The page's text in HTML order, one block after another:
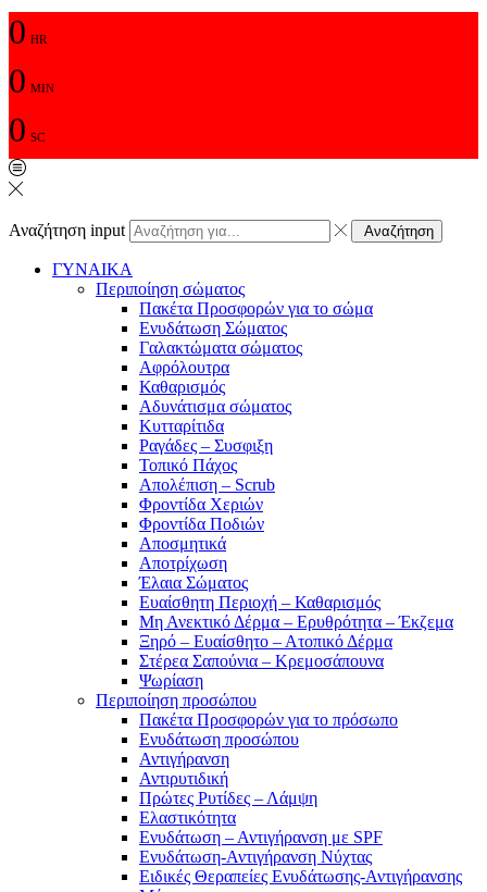
0 HR
0 MIN
0 SC
Αναζήτηση input Αναζήτηση
ΓΥΝΑΙΚΑ
Περιποίηση σώματος
Πακέτα Προσφορών για το σώμα
Ενυδάτωση Σώματος
Γαλακτώματα σώματος
Αφρόλουτρα
Καθαρισμός
Αδυνάτισμα σώματος
Κυτταρίτιδα
Ραγάδες – Συσφιξη
Τοπικό Πάχος
Απολέπιση – Scrub
Φροντίδα Χεριών
Φροντίδα Ποδιών
Αποσμητικά
Αποτρίχωση
Έλαια Σώματος
Ευαίσθητη Περιοχή – Καθαρισμός
Μη Ανεκτικό Δέρμα – Ερυθρότητα – Έκζεμα
Ξηρό – Ευαίσθητο – Ατοπικό Δέρμα
Στέρεα Σαπούνια – Κρεμοσάπουνα
Ψωρίαση
Περιποίηση προσώπου
Πακέτα Προσφορών για το πρόσωπο
Ενυδάτωση προσώπου
Αντιγήρανση
Αντιρυτιδική
Πρώτες Ρυτίδες – Λάμψη
Ελαστικότητα
Ενυδάτωση – Αντιγήρανση με SPF
Ενυδάτωση-Αντιγήρανση Νύχτας
Ειδικές Θεραπείες Ενυδάτωσης-Αντιγήρανσης